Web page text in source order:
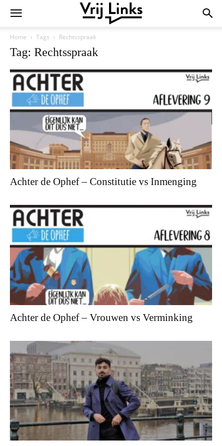
Home Tags Rechtsspraak
Tag: Rechtsspraak
Achter de Ophef – Constitutie vs Inmenging
Achter de Ophef – Vrouwen vs Verminking